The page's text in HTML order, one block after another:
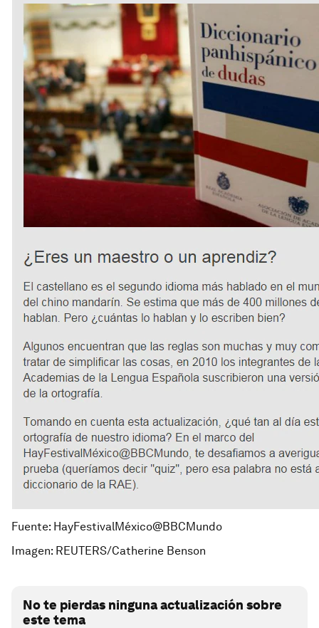
Fuente: HayFestivalMéxico@BBCMundo
Imagen: REUTERS/Catherine Benson
No te pierdas ninguna actualización sobre
este tema